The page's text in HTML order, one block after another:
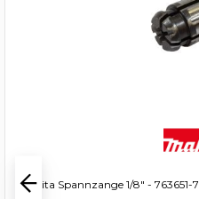
Makita Spannzange 1/8" - 763651-7